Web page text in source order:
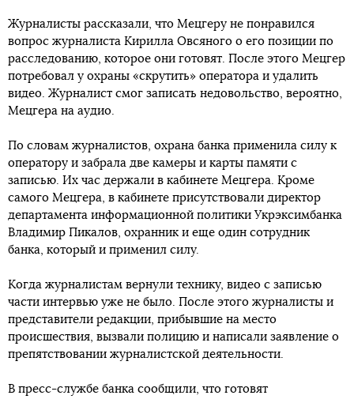
Журналисты рассказали, что Мецгеру не понравился
вопрос журналиста Кирилла Овсяного о его позиции по
расследованию, которое они готовят. После этого Мецгер
потребовал у охраны «скрутить» оператора и удалить
видео. Журналист смог записать недовольство, вероятно,
Мецгера на аудио.
По словам журналистов, охрана банка применила силу к
оператору и забрала две камеры и карты памяти с
записью. Их час держали в кабинете Мецгера. Кроме
самого Мецгера, в кабинете присутствовали директор
департамента информационной политики Укрэксимбанка
Владимир Пикалов, охранник и еще один сотрудник
банка, который и применил силу.
Когда журналистам вернули технику, видео с записью
части интервью уже не было. После этого журналисты и
представители редакции, прибывшие на место
происшествия, вызвали полицию и написали заявление о
препятствовании журналистской деятельности.
В пресс-службе банка сообщили, что готовят